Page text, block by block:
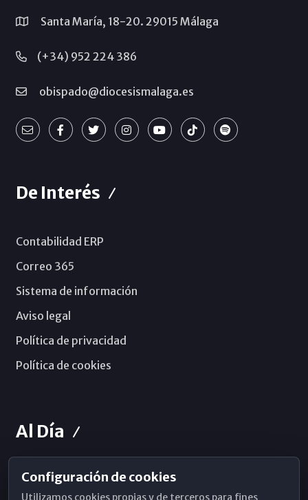
Santa María, 18-20. 29015 Málaga
(+34) 952 224 386
obispado@diocesismalaga.es
De Interés
Contabilidad ERP
Correo 365
Sistema de información
Aviso legal
Política de privacidad
Política de cookies
Al Día
Horarios de Misa
Configuración de cookies
Utilizamos cookies propias y de terceros para fines